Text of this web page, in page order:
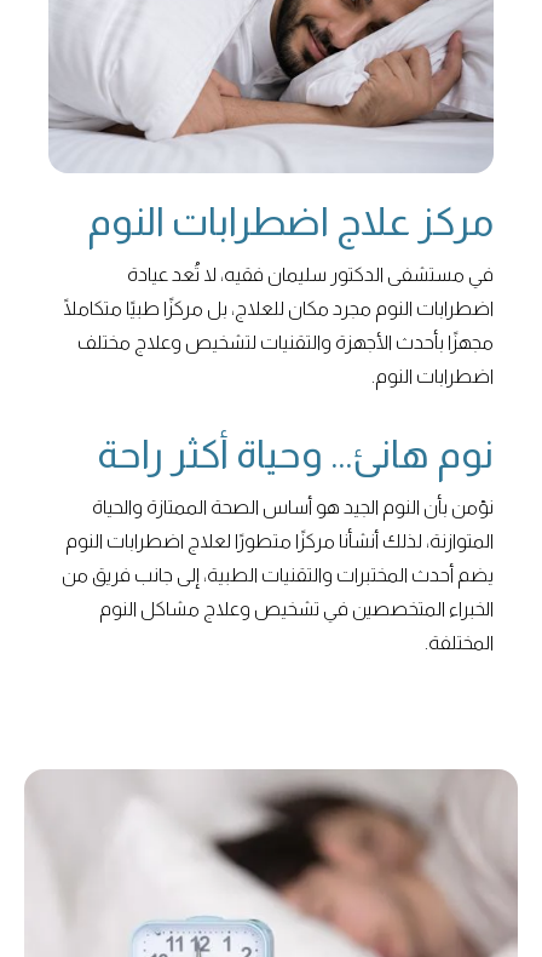
مركز علاج اضطرابات النوم
في مستشفى الدكتور سليمان فقيه، لا تُعد عيادة
اضطرابات النوم مجرد مكان للعلاج، بل مركزًا طبيًا متكاملًا
مجهزًا بأحدث الأجهزة والتقنيات لتشخيص وعلاج مختلف
اضطرابات النوم.
نوم هانئ... وحياة أكثر راحة
نؤمن بأن النوم الجيد هو أساس الصحة الممتازة والحياة
المتوازنة، لذلك أنشأنا مركزًا متطورًا لعلاج اضطرابات النوم
يضم أحدث المختبرات والتقنيات الطبية، إلى جانب فريق من
الخبراء المتخصصين في تشخيص وعلاج مشاكل النوم
المختلفة.